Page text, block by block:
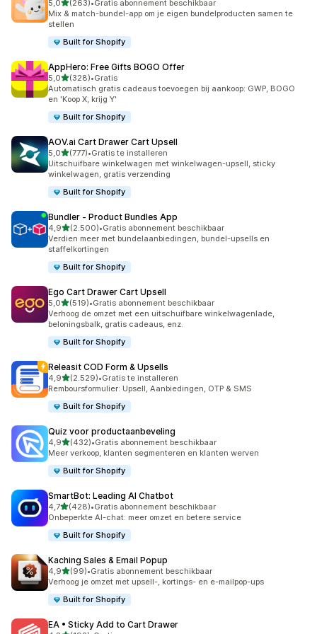
5,0van 5 sterren
(263)
263 recensies in totaal
•Gratis abonnement beschikbaar
Mix & match-bundel-app om je eigen bundelproducten samen te
stellen
Built for Shopify
AppHero: Free Gifts BOGO Offer
5,0van 5 sterren
(328)
328 recensies in totaal
•Gratis
Automatisch gratis cadeaus toevoegen bij aankoop: GWP, BOGO
en 'Koop X, krijg Y'
Built for Shopify
AOV.ai Cart Drawer Cart Upsell
5,0van 5 sterren
(777)
777 recensies in totaal
•Gratis te installeren
Uitschuifbare winkelwagen met winkelwagen-upsell, sticky
winkelwagen, gratis verzending
Built for Shopify
Bundler ‑ Product Bundles App
4,9van 5 sterren
(2.500)
2500 recensies in totaal
•Gratis abonnement beschikbaar
Verdien meer met bundelaanbiedingen, bundel-upsells en
staffelkortingen
Built for Shopify
Ego Cart Drawer Cart Upsell
5,0van 5 sterren
(519)
519 recensies in totaal
•Gratis abonnement beschikbaar
Verhoog de omzet met een uitschuifbare winkelwagenlade,
beloningsbalk, gratis cadeaus, enz.
Built for Shopify
Releasit COD Form & Upsells
4,9van 5 sterren
(2.529)
2529 recensies in totaal
•Gratis te installeren
Remboursformulier: Upsell, Aanbiedingen, OTP & SMS
Built for Shopify
Quiz voor productaanbeveling
4,9van 5 sterren
(432)
432 recensies in totaal
•Gratis abonnement beschikbaar
Meer verkoop, klanten segmenteren en klanten werven
Built for Shopify
SmartBot: Leading AI Chatbot
4,7van 5 sterren
(428)
428 recensies in totaal
•Gratis abonnement beschikbaar
Onbeperkte AI-chat: meer omzet en betere service
Built for Shopify
Kaching Sales & Email Popup
4,9van 5 sterren
(99)
99 recensies in totaal
•Gratis abonnement beschikbaar
Verhoog je omzet met upsell-, kortings- en e-mailpop-ups
Built for Shopify
EA • Sticky Add to Cart Drawer